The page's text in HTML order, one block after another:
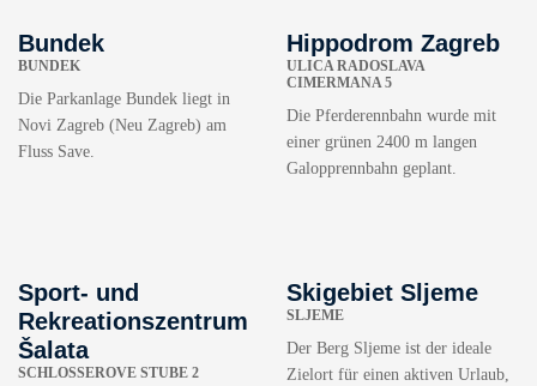
Bundek
BUNDEK
Die Parkanlage Bundek liegt in
Novi Zagreb (Neu Zagreb) am
Fluss Save.
Hippodrom Zagreb
ULICA RADOSLAVA
CIMERMANA 5
Die Pferderennbahn wurde mit
einer grünen 2400 m langen
Galopprennbahn geplant.
Sport- und
Rekreationszentrum
Šalata
SCHLOSSEROVE STUBE 2
Skigebiet Sljeme
SLJEME
Der Berg Sljeme ist der ideale
Zielort für einen aktiven Urlaub,